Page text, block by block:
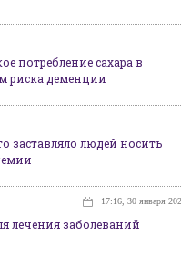
потребление сахара в
риска деменции
заставляло людей носить
17:16, 30 января
лечения заболеваний